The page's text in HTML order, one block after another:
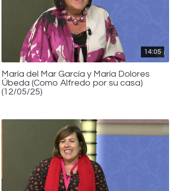
14:05
María del Mar García y María Dolores
Úbeda (Como Alfredo por su casa)
(12/05/25)